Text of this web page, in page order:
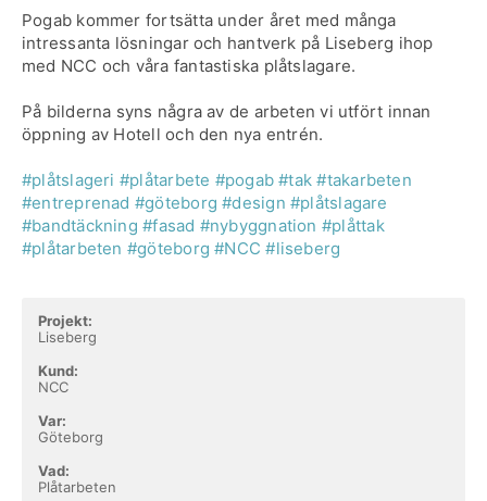
Pogab kommer fortsätta under året med många
intressanta lösningar och hantverk på Liseberg ihop
med NCC och våra fantastiska plåtslagare.
På bilderna syns några av de arbeten vi utfört innan
öppning av Hotell och den nya entrén.
#plåtslageri #plåtarbete #pogab #tak #takarbeten
#entreprenad #göteborg #design #plåtslagare
#bandtäckning #fasad #nybyggnation #plåttak
#plåtarbeten #göteborg #NCC #liseberg
Projekt:
Liseberg
Kund:
NCC
Var:
Göteborg
Vad:
Plåtarbeten